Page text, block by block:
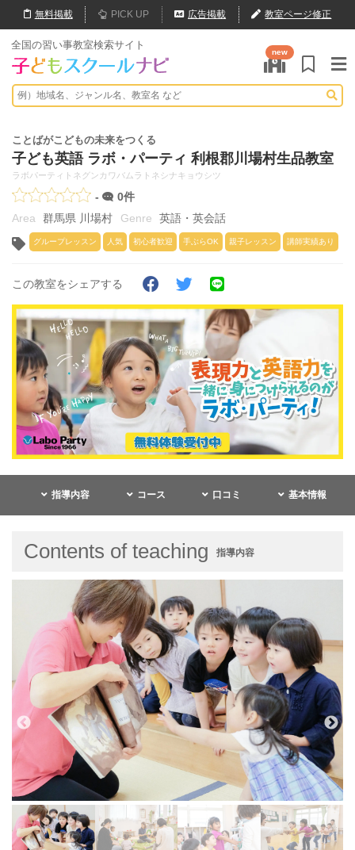
無料掲載 PICK UP 広告掲載 教室ページ修正
全国の習い事教室検索サイト
new
ことばがこどもの未来をつくる
子ども英語 ラボ・パーティ 利根郡川場村生品教室
ラボパーティトネグンカワバムラトネシナキョウシツ
-
0件
群馬県 川場村
英語・英会話
グループレッスン 人気 初心者歓迎 手ぶらOK 親子レッスン 講師実績あり
この教室をシェアする
指導内容 コース 口コミ 基本情報
Contents of teaching 指導内容